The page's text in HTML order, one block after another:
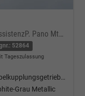
Selection 2.0TDI 4x4 AHK Standhz AssistenzP. Pano MtrxLED PerformanceP. Nav
52864
Tageszulassung
Doppelkupplungsgetriebe (DSG)
Grau Metallic